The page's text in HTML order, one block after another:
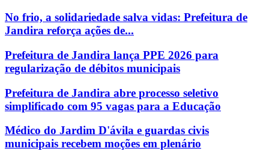
No frio, a solidariedade salva vidas: Prefeitura de
Jandira reforça ações de...
Prefeitura de Jandira lança PPE 2026 para
regularização de débitos municipais
Prefeitura de Jandira abre processo seletivo
simplificado com 95 vagas para a Educação
Médico do Jardim D'ávila e guardas civis
municipais recebem moções em plenário